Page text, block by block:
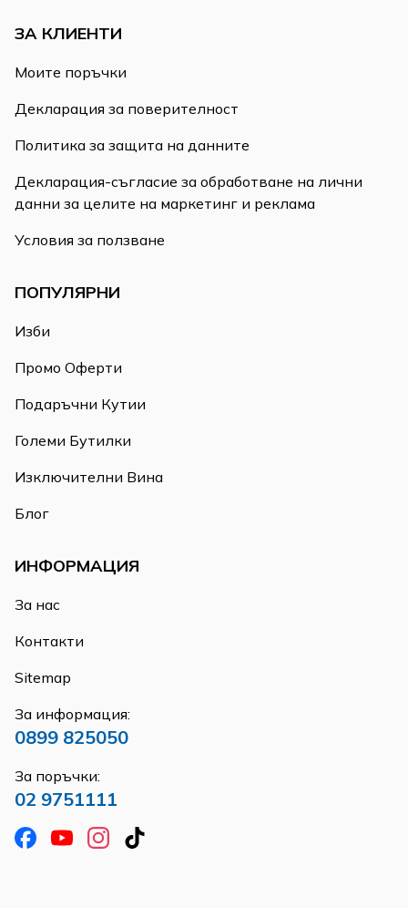
ЗА КЛИЕНТИ
Моите поръчки
Декларация за поверителност
Политика за защита на данните
Декларация-съгласие за обработване на лични
данни за целите на маркетинг и реклама
Условия за ползване
ПОПУЛЯРНИ
Изби
Промо Оферти
Подаръчни Кутии
Големи Бутилки
Изключителни Вина
Блог
ИНФОРМАЦИЯ
За нас
Контакти
Sitemap
За информация:
0899 825050
За поръчки:
02 9751111